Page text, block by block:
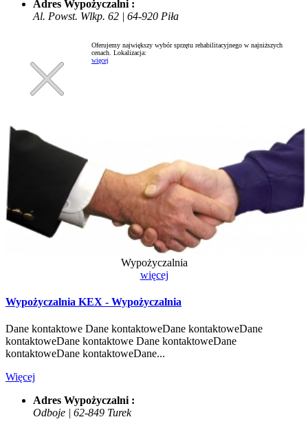
Adres Wypożyczalni :
Al. Powst. Wlkp. 62 | 64-920 Piła
Oferujemy największy wybór sprzętu rehabilitacyjnego w najniższych
cenach. Lokalizacja:
więcej
Wypożyczalnia
więcej
Wypożyczalnia KEX - Wypożyczalnia
Dane kontaktowe Dane kontaktoweDane kontaktoweDane
kontaktoweDane kontaktowe Dane kontaktoweDane
kontaktoweDane kontaktoweDane...
Więcej
Adres Wypożyczalni :
Odboje | 62-849 Turek